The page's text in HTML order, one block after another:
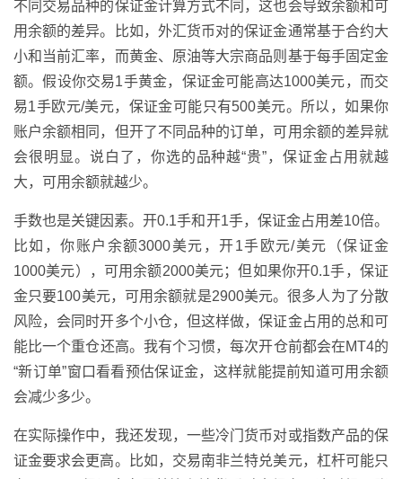
不同交易品种的保证金计算方式不同，这也会导致余额和可
用余额的差异。比如，外汇货币对的保证金通常基于合约大
小和当前汇率，而黄金、原油等大宗商品则基于每手固定金
额。假设你交易1手黄金，保证金可能高达1000美元，而交
易1手欧元/美元，保证金可能只有500美元。所以，如果你
账户余额相同，但开了不同品种的订单，可用余额的差异就
会很明显。说白了，你选的品种越“贵”，保证金占用就越
大，可用余额就越少。
手数也是关键因素。开0.1手和开1手，保证金占用差10倍。
比如，你账户余额3000美元，开1手欧元/美元（保证金
1000美元），可用余额2000美元；但如果你开0.1手，保证
金只要100美元，可用余额就是2900美元。很多人为了分散
风险，会同时开多个小仓，但这样做，保证金占用的总和可
能比一个重仓还高。我有个习惯，每次开仓前都会在MT4的
“新订单”窗口看看预估保证金，这样就能提前知道可用余额
会减少多少。
在实际操作中，我还发现，一些冷门货币对或指数产品的保
证金要求会更高。比如，交易南非兰特兑美元，杠杆可能只